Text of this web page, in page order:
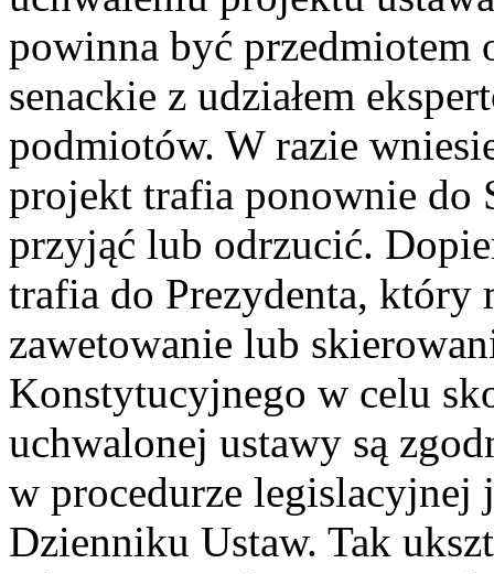
powinna być przedmiotem
senackie z udziałem
podmiotów. W razie
projekt trafia ponownie do
przyjąć lub odrzucić.
trafia do Prezydenta, który
zawetowanie lub
Konstytucyjnego w celu
uchwalonej ustawy są
w procedurze legislacyjnej
Dzienniku Ustaw. Tak